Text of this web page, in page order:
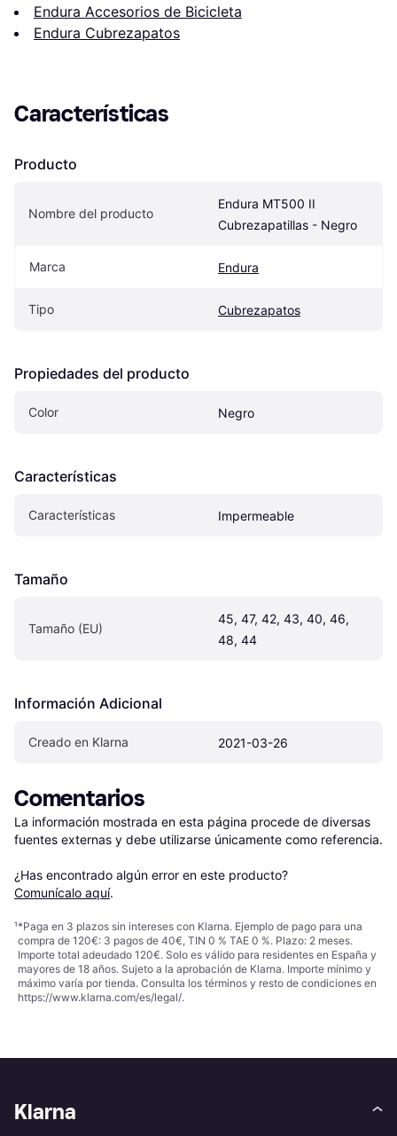
Endura Accesorios de Bicicleta
Endura Cubrezapatos
Características
Producto
Nombre del producto
Endura MT500 II
Cubrezapatillas - Negro
Marca Endura
Tipo Cubrezapatos
Propiedades del producto
Color Negro
Características
Características Impermeable
Tamaño
Tamaño (EU)
45, 47, 42, 43, 40, 46,
48, 44
Información Adicional
Creado en Klarna 2021-03-26
Comentarios
La información mostrada en esta página procede de diversas
fuentes externas y debe utilizarse únicamente como referencia.
¿Has encontrado algún error en este producto?
Comunícalo aquí.
¹*Paga en 3 plazos sin intereses con Klarna. Ejemplo de pago para una
compra de 120€: 3 pagos de 40€, TIN 0 % TAE 0 %. Plazo: 2 meses.
Importe total adeudado 120€. Solo es válido para residentes en España y
mayores de 18 años. Sujeto a la aprobación de Klarna. Importe mínimo y
máximo varía por tienda. Consulta los términos y resto de condiciones en
https://www.klarna.com/es/legal/.
Klarna